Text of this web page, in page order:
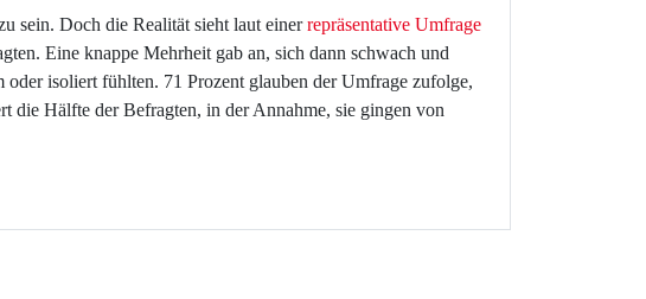
sein. Doch die Realität sieht laut einerrepräsentative Umfrage
Eine knappe Mehrheit gab an, sich dann schwach und
isoliert fühlten. 71 Prozent glauben der Umfrage zufolge,
die Hälfte der Befragten, in der Annahme, sie gingen von